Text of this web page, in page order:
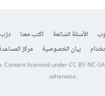
الأسئلة الشائعة اكتب معنا
درّب
بيان الخصوصية مركز
.Content licensed underCC BY-NC-
otherwise.